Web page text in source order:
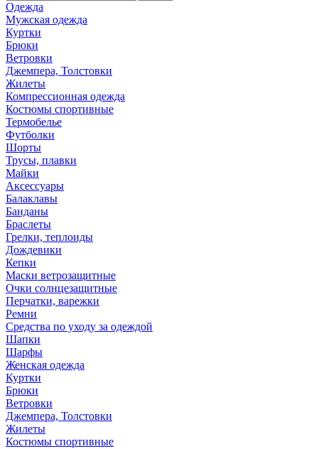
Одежда
Мужская одежда
Куртки
Брюки
Ветровки
Джемпера, Толстовки
Жилеты
Компрессионная одежда
Костюмы спортивные
Термобелье
Футболки
Шорты
Трусы, плавки
Майки
Аксессуары
Балаклавы
Банданы
Браслеты
Грелки, теплоиды
Дождевики
Кепки
Маски ветрозащитные
Очки солнцезащитные
Перчатки, варежки
Ремни
Средства по уходу за одеждой
Шапки
Шарфы
Женская одежда
Куртки
Брюки
Ветровки
Джемпера, Толстовки
Жилеты
Костюмы спортивные